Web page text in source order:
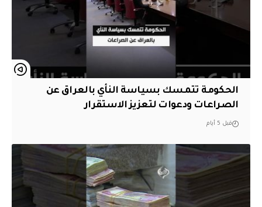
الحكومة تتمسك بسياسة النأي بالعراق عن
الصراعات ودعوات لتعزيز الاستقرار
قبل 5 أيام